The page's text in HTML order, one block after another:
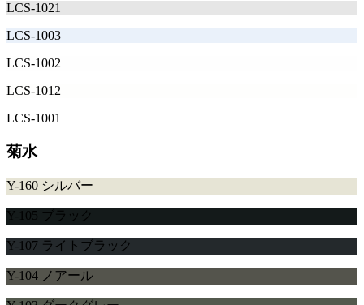
LCS-1021
LCS-1003
LCS-1002
LCS-1012
LCS-1001
菊水
Y-160 シルバー
Y-105 ブラック
Y-107 ライトブラック
Y-104 ノアール